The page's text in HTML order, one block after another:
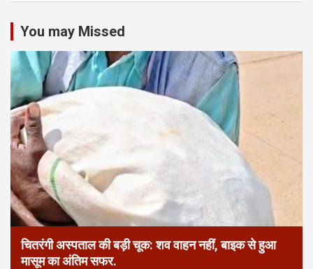
You may Missed
चितरंगी अस्पताल की बड़ी चूक: शव वाहन नहीं, बाइक से हुआ
मासूम का अंतिम सफर.